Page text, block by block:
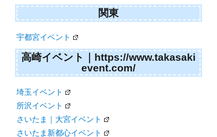
関東
宇都宮イベント
高崎イベント｜https://www.takasaki
event.com/
埼玉イベント
所沢イベント
さいたま｜大宮イベント
さいたま新都心イベント